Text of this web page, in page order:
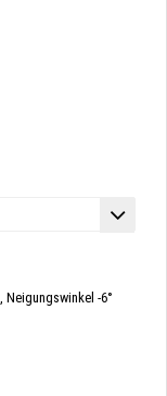
Neigungswinkel -6°